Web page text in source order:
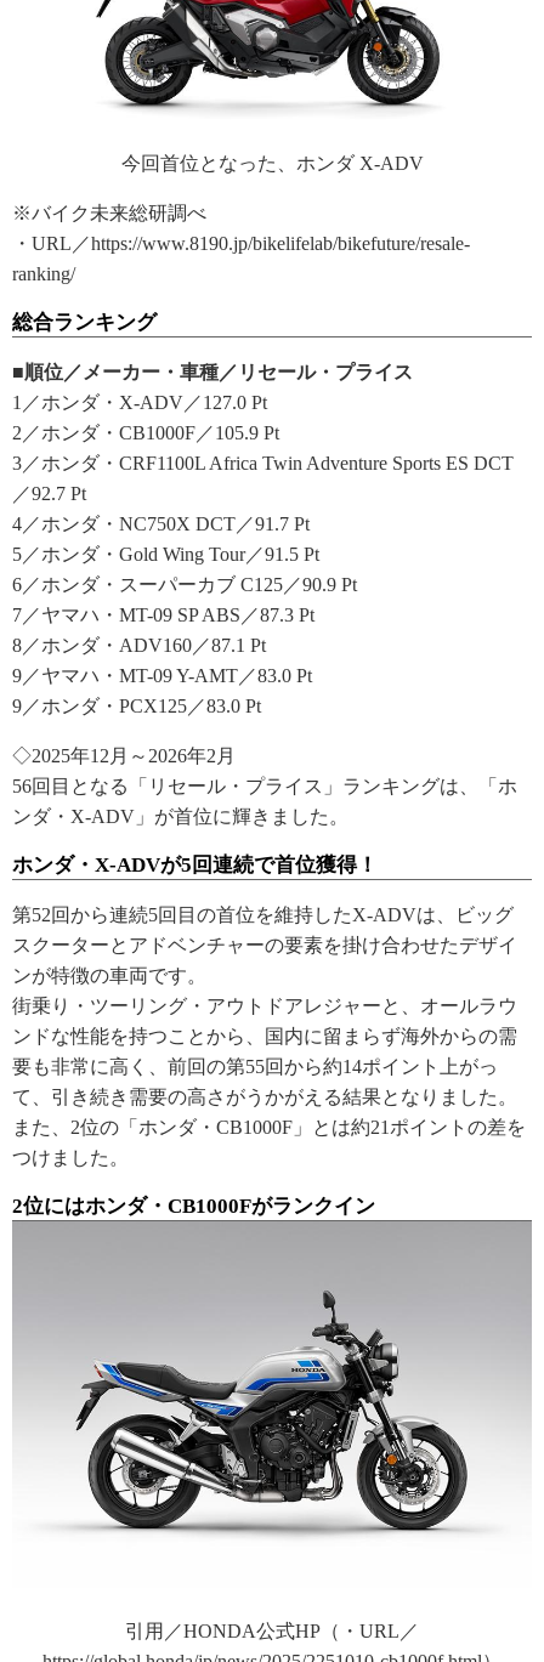
今回首位となった、ホンダ X-ADV
※バイク未来総研調べ
・URL／https://www.8190.jp/bikelifelab/bikefuture/resale-
ranking/
総合ランキング
■順位／メーカー・車種／リセール・プライス
1／ホンダ・X-ADV／127.0 Pt
2／ホンダ・CB1000F／105.9 Pt
3／ホンダ・CRF1100L Africa Twin Adventure Sports ES DCT
／92.7 Pt
4／ホンダ・NC750X DCT／91.7 Pt
5／ホンダ・Gold Wing Tour／91.5 Pt
6／ホンダ・スーパーカブ C125／90.9 Pt
7／ヤマハ・MT-09 SP ABS／87.3 Pt
8／ホンダ・ADV160／87.1 Pt
9／ヤマハ・MT-09 Y-AMT／83.0 Pt
9／ホンダ・PCX125／83.0 Pt
◇2025年12月～2026年2月
56回目となる「リセール・プライス」ランキングは、「ホ
ンダ・X-ADV」が首位に輝きました。
ホンダ・X-ADVが5回連続で首位獲得！
第52回から連続5回目の首位を維持したX-ADVは、ビッグ
スクーターとアドベンチャーの要素を掛け合わせたデザイ
ンが特徴の車両です。
街乗り・ツーリング・アウトドアレジャーと、オールラウ
ンドな性能を持つことから、国内に留まらず海外からの需
要も非常に高く、前回の第55回から約14ポイント上がっ
て、引き続き需要の高さがうかがえる結果となりました。
また、2位の「ホンダ・CB1000F」とは約21ポイントの差を
つけました。
2位にはホンダ・CB1000Fがランクイン
引用／HONDA公式HP（・URL／